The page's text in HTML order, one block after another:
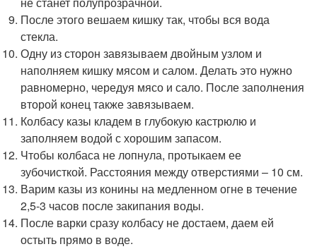
После этого вешаем кишку так, чтобы вся вода
стекла.
Одну из сторон завязываем двойным узлом и
наполняем кишку мясом и салом. Делать это нужно
равномерно, чередуя мясо и сало. После заполнения
второй конец также завязываем.
Колбасу казы кладем в глубокую кастрюлю и
заполняем водой с хорошим запасом.
Чтобы колбаса не лопнула, протыкаем ее
зубочисткой. Расстояния между отверстиями – 10 см.
Варим казы из конины на медленном огне в течение
2,5-3 часов после закипания воды.
После варки сразу колбасу не достаем, даем ей
остыть прямо в воде.